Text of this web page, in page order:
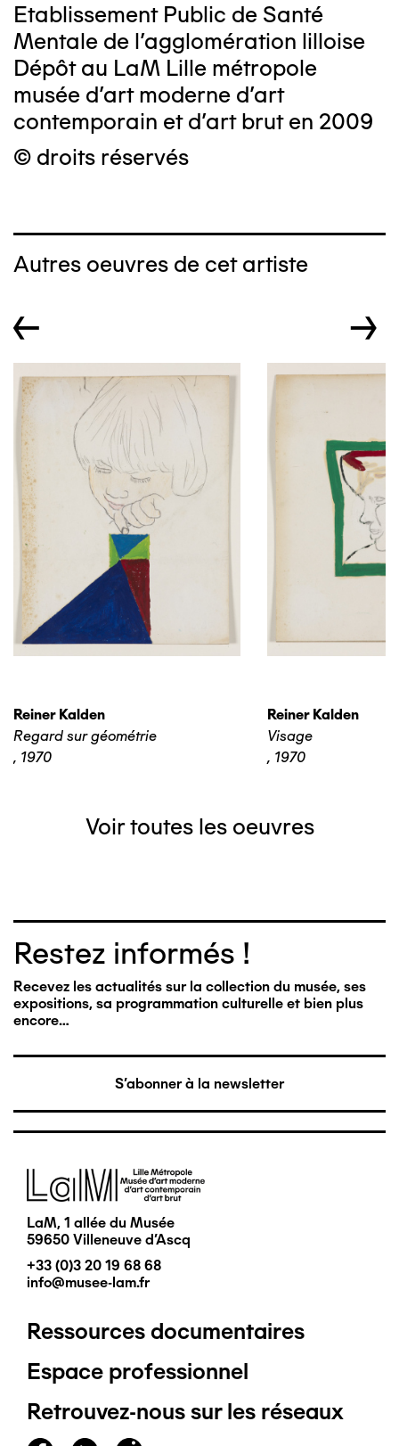
Etablissement Public de Santé
Mentale de l'agglomération lilloise
Dépôt au LaM Lille métropole
musée d’art moderne d’art
contemporain et d’art brut en 2009
© droits réservés
Autres oeuvres de cet artiste
← →
Reiner Kalden
Regard sur géométrie
, 1970
Reiner Kalden
Visage
, 1970
Voir toutes les oeuvres
Restez informés !
Recevez les actualités sur la collection du musée, ses
expositions, sa programmation culturelle et bien plus
encore…
S'abonner à la newsletter
Image
LaM, 1 allée du Musée
59650 Villeneuve d'Ascq
+33 (0)3 20 19 68 68
info@musee-lam.fr
Pied
de
page
Ressources documentaires
Espace professionnel
Retrouvez-nous sur les réseaux